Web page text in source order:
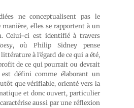
ne conceptualisent pas le
manière, elles se rapportent à un
Celui-ci est identifié à travers
, où Philip Sidney pense
à l’égard de ce qui a été,
de ce qui pourrait ou devrait
est défini comme élaborant un
que vérifiable, orienté vers la
et donc ouvert, particulier
aussi par une réflexion